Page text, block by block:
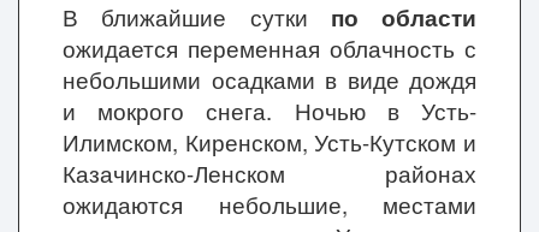
В ближайшие сутки по области
ожидается переменная облачность с
небольшими осадками в виде дождя
и мокрого снега. Ночью в Усть-
Илимском, Киренском, Усть-Кутском и
Казачинско-Ленском районах
ожидаются небольшие, местами